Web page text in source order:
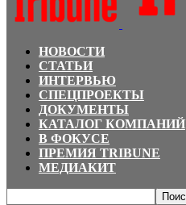
НОВОСТИ
СТАТЬИ
ИНТЕРВЬЮ
СПЕЦПРОЕКТЫ
ДОКУМЕНТЫ
КАТАЛОГ КОМПАНИЙ
В ФОКУСЕ
ПРЕМИЯ TRIBUNE
МЕДИАКИТ